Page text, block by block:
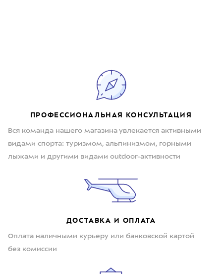
ПРОФЕССИОНАЛЬНАЯ КОНСУЛЬТАЦИЯ
Вся команда нашего магазина увлекается активными
видами спорта: туризмом, альпинизмом, горными
лыжами и другими видами outdoor-активности
ДОСТАВКА И ОПЛАТА
Оплата наличными курьеру или банковской картой
без комиссии